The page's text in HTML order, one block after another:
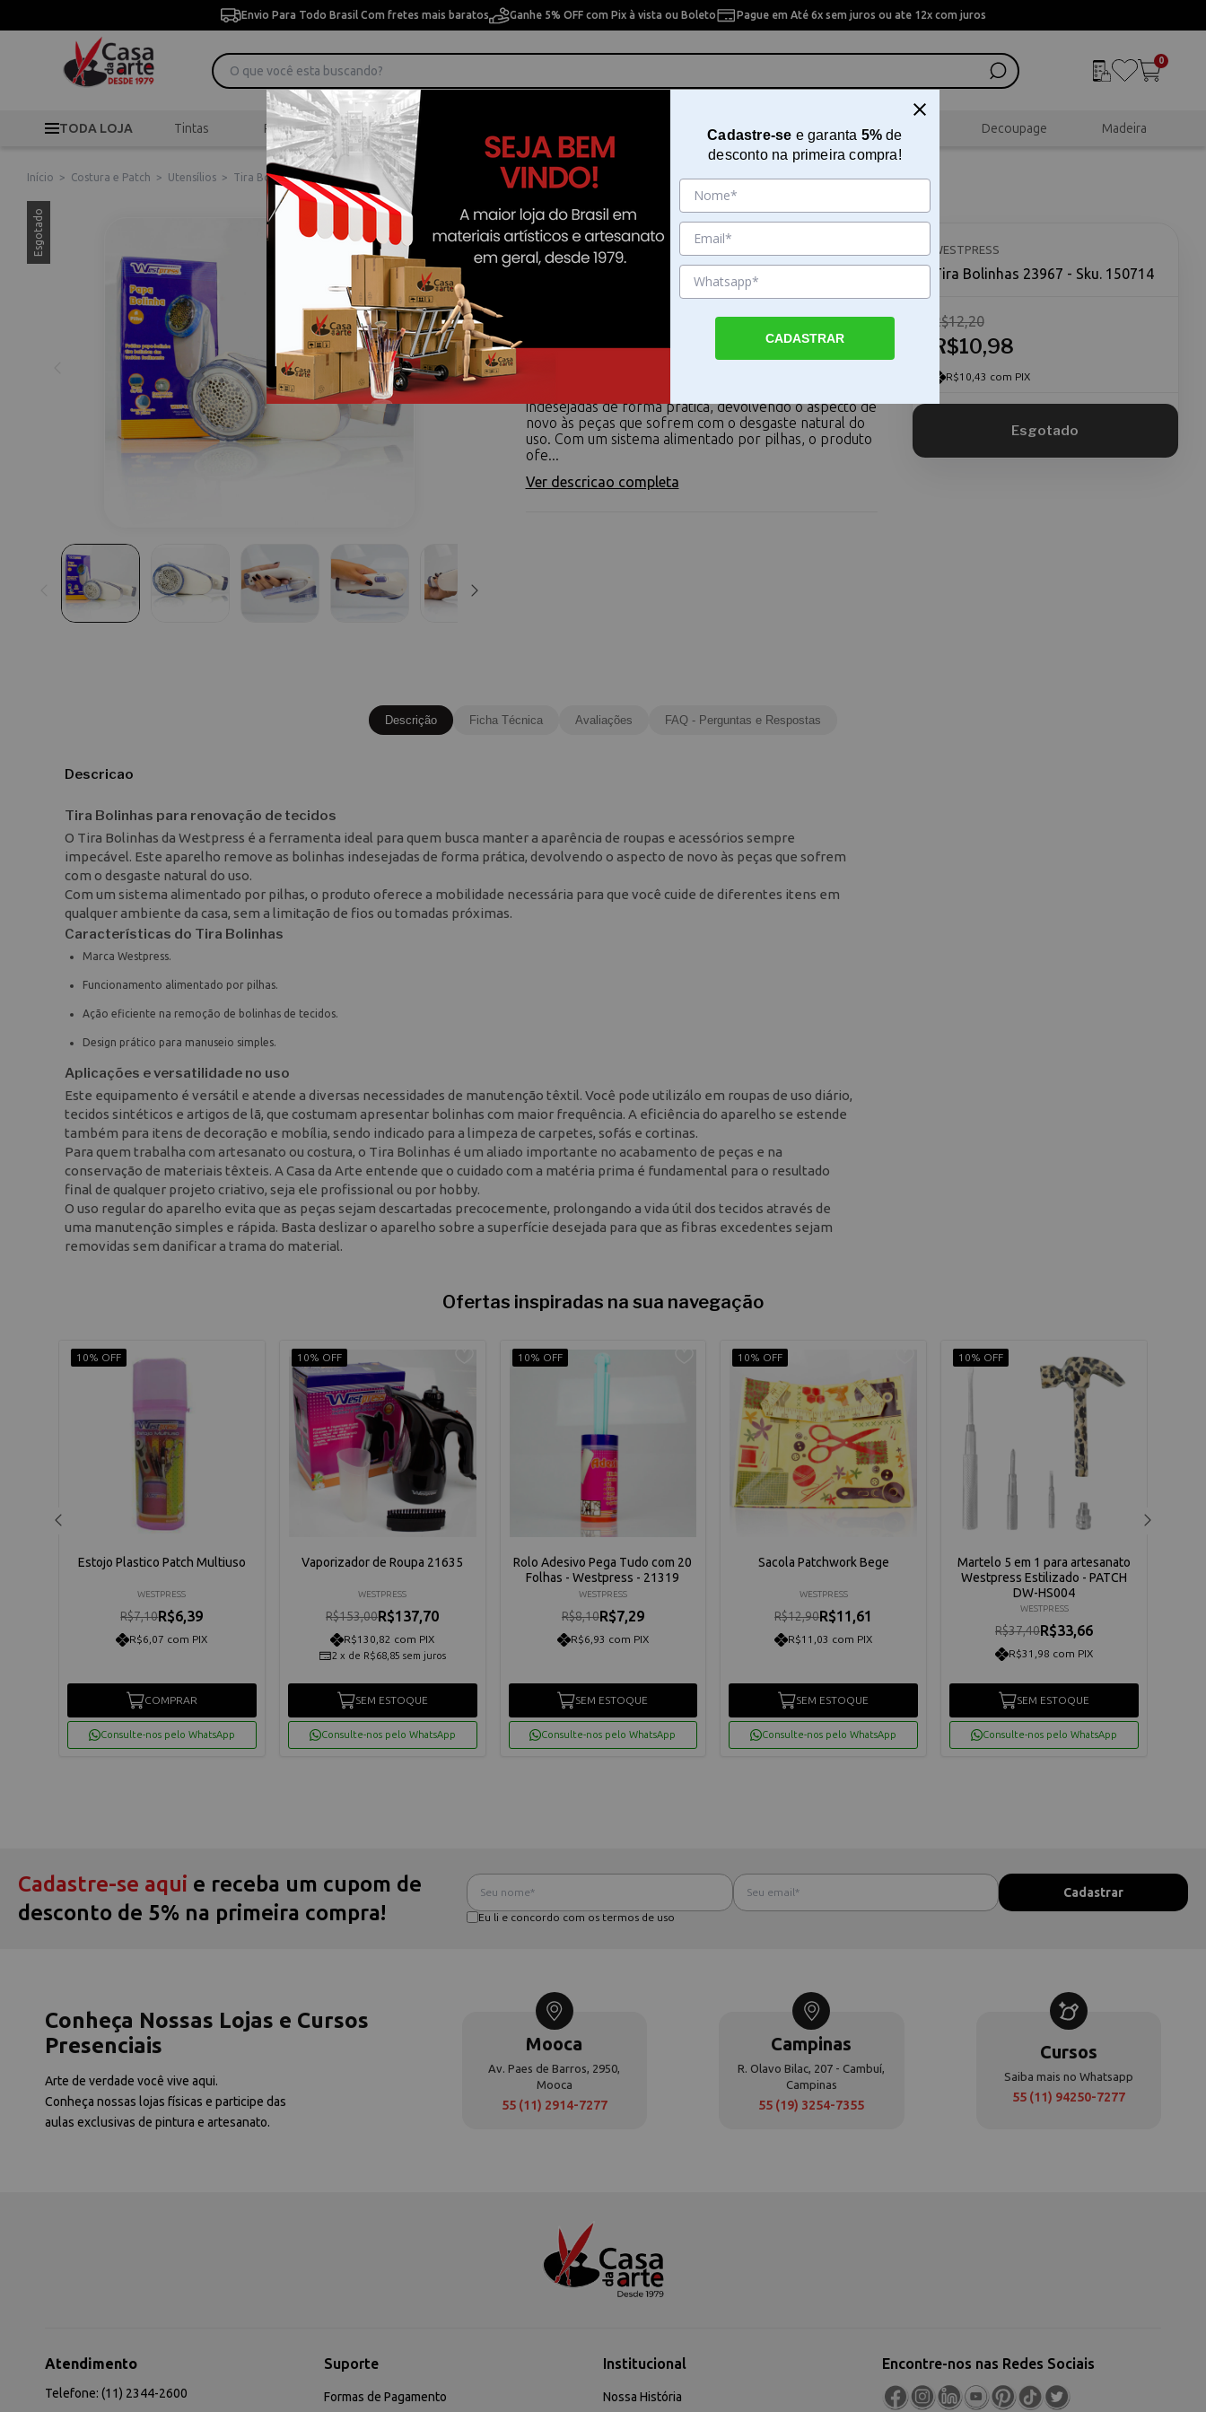
Envio Para Todo Brasil Com fretes mais baratos Ganhe 5% OFF com Pix à vista ou Boleto Pague em Até 6x sem juros ou ate 12x com juros
0
TODA LOJA Tintas Pincéis Desenho Pintura Artesanal Scrapbook Decoupage Madeira
Início > Costura e Patch > Utensílios > Tira Bolinhas 23967
Esgotado Tira Bolinhas 23967
Tira Bolinhas para renovação de tecidos O Tira
Bolinhas da Westpress é a ferramenta ideal para
indesejadas de forma prática, devolvendo o aspecto de
novo às peças que sofrem com o desgaste natural do
uso. Com um sistema alimentado por pilhas, o produto
ofe...
Ver descricao completa
WESTPRESS
Tira Bolinhas 23967 - Sku. 150714
R$10,98
R$12,20
R$10,43 com PIX
Descrição Ficha Técnica Avaliações FAQ - Perguntas e Respostas
Descricao
Tira Bolinhas para renovação de tecidos
O Tira Bolinhas da Westpress é a ferramenta ideal para quem busca manter a aparência de roupas e acessórios sempre
impecável. Este aparelho remove as bolinhas indesejadas de forma prática, devolvendo o aspecto de novo às peças que sofrem
com o desgaste natural do uso.
Com um sistema alimentado por pilhas, o produto oferece a mobilidade necessária para que você cuide de diferentes itens em
qualquer ambiente da casa, sem a limitação de fios ou tomadas próximas.
Características do Tira Bolinhas
Marca Westpress.
Funcionamento alimentado por pilhas.
Ação eficiente na remoção de bolinhas de tecidos.
Design prático para manuseio simples.
Aplicações e versatilidade no uso
Este equipamento é versátil e atende a diversas necessidades de manutenção têxtil. Você pode utilizálo em roupas de uso diário,
tecidos sintéticos e artigos de lã, que costumam apresentar bolinhas com maior frequência. A eficiência do aparelho se estende
também para itens de decoração e mobília, sendo indicado para a limpeza de carpetes, sofás e cortinas.
Para quem trabalha com artesanato ou costura, o Tira Bolinhas é um aliado importante no acabamento de peças e na
conservação de materiais têxteis. A Casa da Arte entende que o cuidado com a matéria prima é fundamental para o resultado
final de qualquer projeto criativo, seja ele profissional ou por hobby.
O uso regular do aparelho evita que as peças sejam descartadas precocemente, prolongando a vida útil dos tecidos através de
uma manutenção simples e rápida. Basta deslizar o aparelho sobre a superfície desejada para que as fibras excedentes sejam
removidas sem danificar a trama do material.
Ofertas inspiradas na sua navegação
10% OFF
Estojo Plastico Patch Multiuso
WESTPRESS
R$7,10R$6,39
R$6,07 com PIX
COMPRAR
Consulte-nos pelo WhatsApp
10% OFF
Vaporizador de Roupa 21635
WESTPRESS
R$153,00R$137,70
R$130,82 com PIX
2 x de R$68,85 sem juros
SEM ESTOQUE
Consulte-nos pelo WhatsApp
10% OFF
Rolo Adesivo Pega Tudo com 20
Folhas - Westpress - 21319
WESTPRESS
R$8,10R$7,29
R$6,93 com PIX
SEM ESTOQUE
Consulte-nos pelo WhatsApp
10% OFF
Sacola Patchwork Bege
WESTPRESS
R$12,90R$11,61
R$11,03 com PIX
SEM ESTOQUE
Consulte-nos pelo WhatsApp
10% OFF
Martelo 5 em 1 para artesanato
Westpress Estilizado - PATCH
DW-HS004
WESTPRESS
R$37,40R$33,66
R$31,98 com PIX
SEM ESTOQUE
Consulte-nos pelo WhatsApp
Cadastre-se aqui e receba um cupom de
desconto de 5% na primeira compra!
Eu li e concordo com os termos de uso
Conheça Nossas Lojas e Cursos
Presenciais
Arte de verdade você vive aqui.
Conheça nossas lojas físicas e participe das
aulas exclusivas de pintura e artesanato.
Mooca
Av. Paes de Barros, 2950,
Mooca
55 (11) 2914-7277
Campinas
R. Olavo Bilac, 207 - Cambuí,
Campinas
55 (19) 3254-7355
Cursos
Saiba mais no Whatsapp
55 (11) 94250-7277
Atendimento
Telefone: (11) 2344-2600
Suporte
Formas de Pagamento
Institucional
Nossa História
Encontre-nos nas Redes Sociais
Cadastre-se e garanta 5%de
desconto na primeira compra!
CADASTRAR